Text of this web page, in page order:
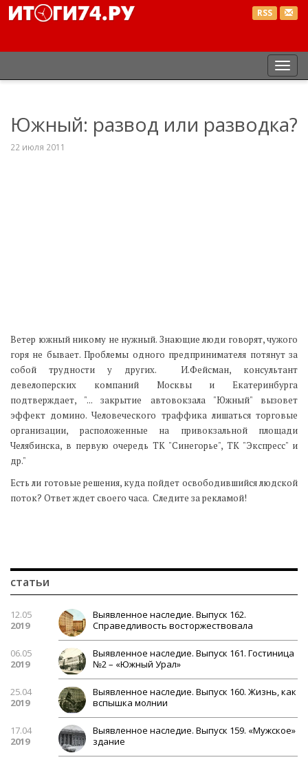
RSS
Южный: развод или разводка?
22 июля 2011
Ветер южный никому не нужный. Знающие люди говорят, чужого
горя не бывает. Проблемы одного предпринимателя потянут за
собой трудности у других. И.Фейсман, консультант
девелоперских компаний Москвы и Екатеринбурга
подтверждает, "... закрытие автовокзала "Южный" вызовет
эффект домино. Человеческого траффика лишаться торговые
организации, расположенные на привокзальной площади
Челябинска, в первую очередь ТК "Синегорье", ТК "Экспресс" и
др."
Есть ли готовые решения, куда пойдет освободившийся людской
поток? Ответ ждет своего часа. Следите за рекламой!
статьи
12.05
2019
Выявленное наследие. Выпуск 162.
Справедливость восторжествовала
06.05
2019
Выявленное наследие. Выпуск 161. Гостиница
№2 – «Южный Урал»
25.04
2019
Выявленное наследие. Выпуск 160. Жизнь, как
вспышка молнии
17.04
2019
Выявленное наследие. Выпуск 159. «Мужское»
здание